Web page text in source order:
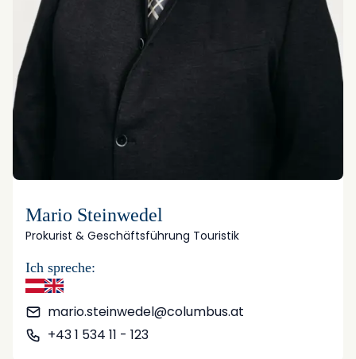
Mario Steinwedel
Prokurist & Geschäftsführung Touristik
Ich spreche:
mario.steinwedel@columbus.at
+43 1 534 11 - 123